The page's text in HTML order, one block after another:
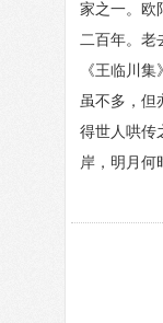
家之一。欧
二百年。老
《王临川
虽不多，但
得世人哄传
岸，明月何